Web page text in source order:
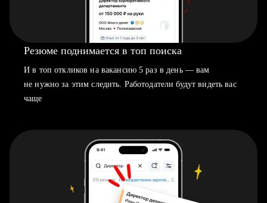
Резюме поднимается в топ поиска
И в топ откликов на вакансию 5 раз в день — вам
не нужно за этим следить. Работодатели будут видеть вас
чаще